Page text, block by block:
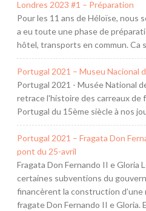
Londres 2023 #1 – Préparation
Pour les 11 ans de Héloïse, nous
a eu toute une phase de
hôtel, transports en commun. Ca
Portugal 2021 – Museu Nacional
Portugal 2021 - Musée National
retrace l'histoire des carreaux de
Portugal du 15ème siècle à nos
Portugal 2021 – Fragata Don
pont du 25-avril
Fragata Don Fernando II e Gloria
certaines subventions du
financèrent la construction
fragate Don Fernando II e Gloria.